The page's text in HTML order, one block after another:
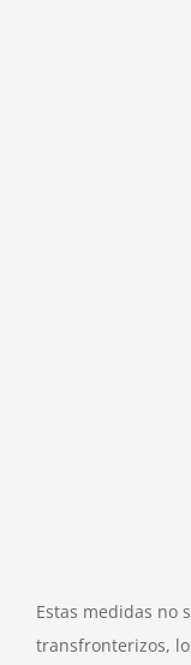
Estas medidas no
transfronterizos,